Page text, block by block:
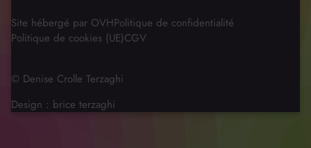
Site hébergé par OVHPolitique de confidentialité
Politique de cookies (UE)CGV
© Denise Crolle Terzaghi
Design : brice terzaghi